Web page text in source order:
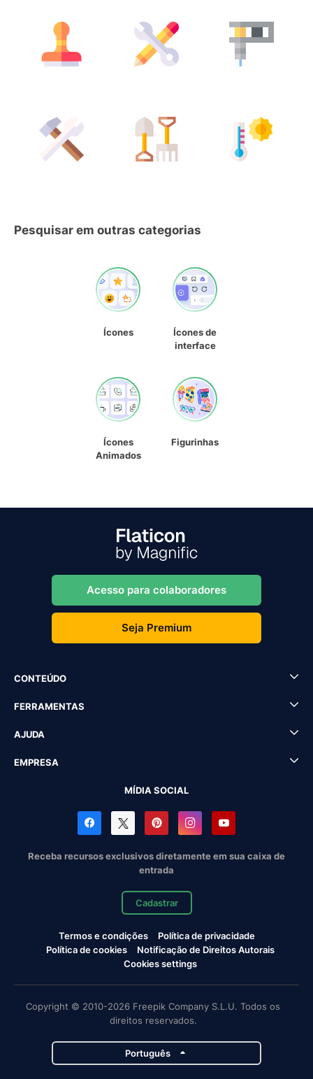
Pesquisar em outras categorias
Ícones
Ícones de
interface
Ícones
Animados
Figurinhas
Acesso para colaboradores
Seja Premium
CONTEÚDO
FERRAMENTAS
AJUDA
EMPRESA
MÍDIA SOCIAL
Receba recursos exclusivos diretamente em sua caixa de
entrada
Cadastrar
Termos e condições
Política de privacidade
Política de cookies
Notificação de Direitos Autorais
Cookies settings
Copyright © 2010-2026 Freepik Company S.L.U. Todos os
direitos reservados.
Português